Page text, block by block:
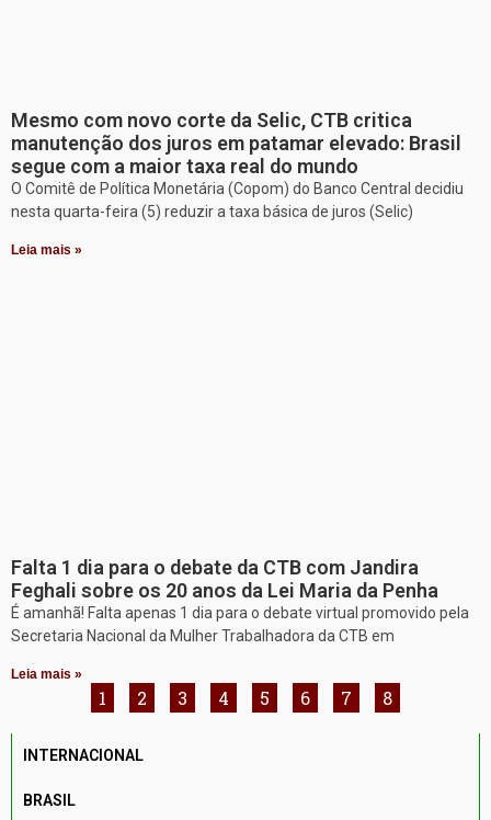
Mesmo com novo corte da Selic, CTB critica
manutenção dos juros em patamar elevado: Brasil
segue com a maior taxa real do mundo
O Comitê de Política Monetária (Copom) do Banco Central decidiu
nesta quarta-feira (5) reduzir a taxa básica de juros (Selic)
Leia mais »
Falta 1 dia para o debate da CTB com Jandira
Feghali sobre os 20 anos da Lei Maria da Penha
É amanhã! Falta apenas 1 dia para o debate virtual promovido pela
Secretaria Nacional da Mulher Trabalhadora da CTB em
Leia mais »
1 2 3 4 5 6 7 8
INTERNACIONAL
BRASIL